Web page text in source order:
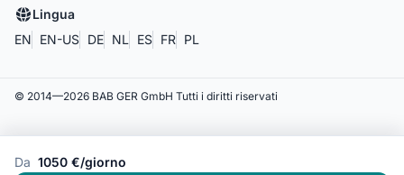
Da 1050 €/giorno
Lingua
EN
EN-US DE NL ES FR PL
© 2014—2026 BAB GER GmbH Tutti i diritti riservati